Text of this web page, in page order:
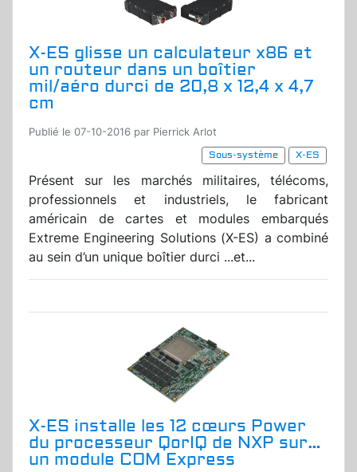
X-ES glisse un calculateur x86 et
un routeur dans un boîtier
mil/aéro durci de 20,8 x 12,4 x 4,7
cm
Publié le 07-10-2016 par Pierrick Arlot
Sous-système
X-ES
Présent sur les marchés militaires, télécoms,
professionnels et industriels, le fabricant
américain de cartes et modules embarqués
Extreme Engineering Solutions (X-ES) a combiné
au sein d’un unique boîtier durci ...et...
X-ES installe les 12 cœurs Power
du processeur QorIQ de NXP sur…
un module COM Express